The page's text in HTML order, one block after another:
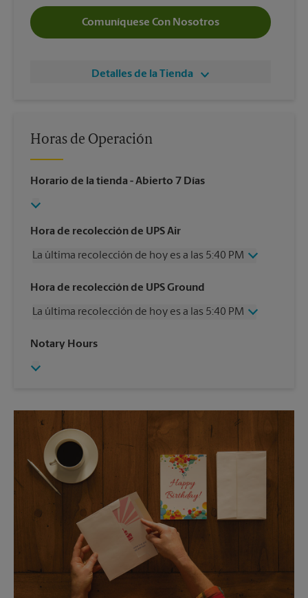
Comuníquese Con Nosotros
Detalles de la Tienda
Horas de Operación
Horario de la tienda - Abierto 7 Días
Hora de recolección de UPS Air
La última recolección de hoy es a las 5:40 PM
Miércoles
5:40 PM
Viernes
5:40 PM
Domingo
Hora de recolección de UPS Ground
La última recolección de hoy es a las 5:40 PM
Miércoles
Viernes
Martes
Notary Hours